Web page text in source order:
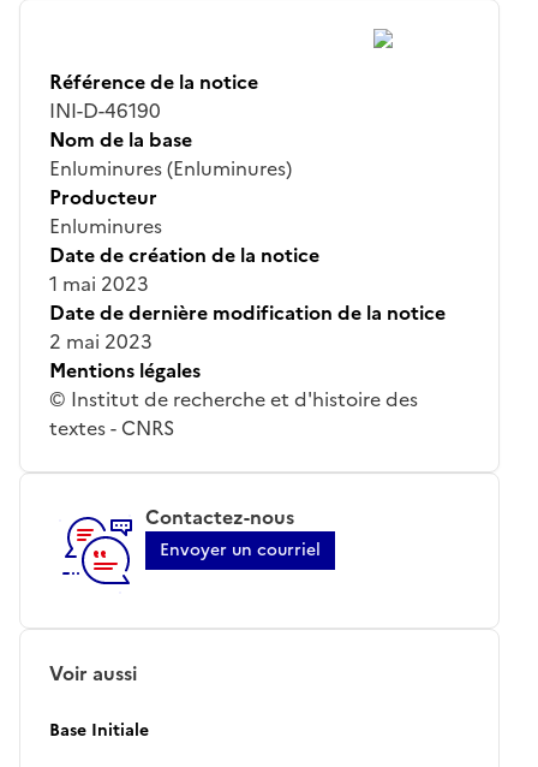
Référence de la notice
INI-D-46190
Nom de la base
Enluminures (Enluminures)
Producteur
Enluminures
Date de création de la notice
1 mai 2023
Date de dernière modification de la notice
2 mai 2023
Mentions légales
© Institut de recherche et d'histoire des
textes - CNRS
Contactez-nous
Envoyer un courriel
Voir aussi
Base Initiale